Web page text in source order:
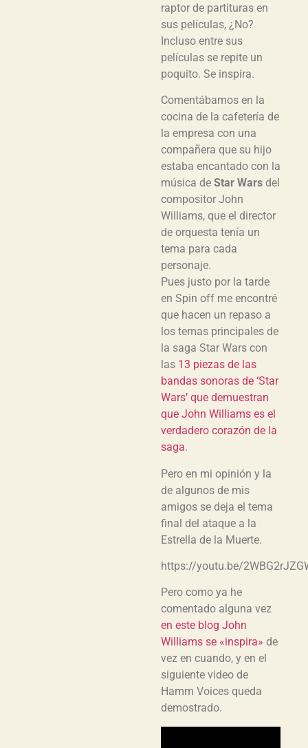
raptor de partituras en
sus películas, ¿No?
Incluso entre sus
películas se repite un
poquito. Se inspira.
Comentábamos en la
cocina de la cafetería de
la empresa con una
compañera que su hijo
estaba encantado con la
música de Star Wars del
compositor John
Williams, que el director
de orquesta tenía un
tema para cada
personaje.
Pues justo por la tarde
en Spin off me encontré
que hacen un repaso a
los temas principales de
la saga Star Wars con
las 13 piezas de las
bandas sonoras de ‘Star
Wars’ que demuestran
que John Williams es el
verdadero corazón de la
saga.
Pero en mi opinión y la
de algunos de mis
amigos se deja el tema
final del ataque a la
Estrella de la Muerte.
https://youtu.be/
Pero como ya he
comentado alguna vez
en este blog John
Williams se «inspira» de
vez en cuando, y en el
siguiente video de
Hamm Voices queda
demostrado.